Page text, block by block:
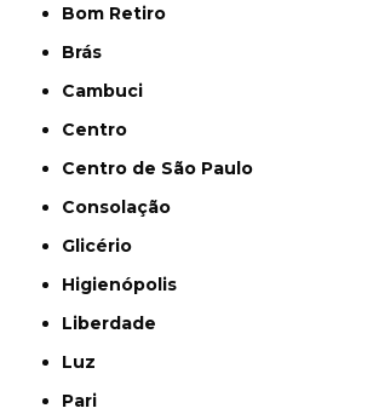
Bom Retiro
Brás
Cambuci
Centro
Centro de São Paulo
Consolação
Glicério
Higienópolis
Liberdade
Luz
Pari